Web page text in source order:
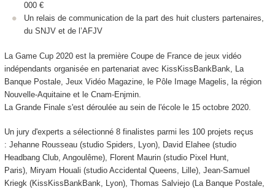
000 €
Un relais de communication de la part des huit clusters partenaires,
du SNJV et de l’AFJV
La Game Cup 2020 est la première Coupe de France de jeux vidéo
indépendants organisée en partenariat avec KissKissBankBank, La
Banque Postale, Jeux Vidéo Magazine, le Pôle Image Magelis, la région
Nouvelle-Aquitaine et le Cnam-Enjmin.
La Grande Finale s'est déroulée au sein de l'école le 15 octobre 2020.
Un jury d'experts a sélectionné 8 finalistes parmi les 100 projets reçus
: Jehanne Rousseau (studio Spiders, Lyon), David Elahee (studio
Headbang Club, Angoulême), Florent Maurin (studio Pixel Hunt,
Paris), Miryam Houali (studio Accidental Queens, Lille), Jean-Samuel
Kriegk (KissKissBankBank, Lyon), Thomas Salviejo (La Banque Postale,